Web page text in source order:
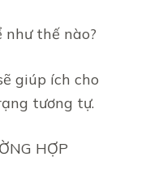
như thế nào?
giúp ích cho
tương tự.
HỢP